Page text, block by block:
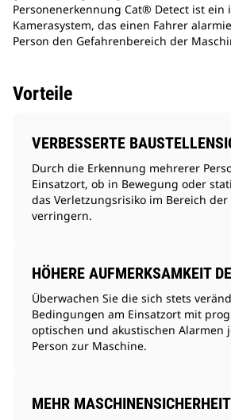
Personenerkennung Cat® Detect ist ein
Kamerasystem, das einen Fahrer
Person den Gefahrenbereich der
Vorteile
VERBESSERTE
Durch die Erkennung mehrerer
Einsatzort, ob in Bewegung oder
das Verletzungsrisiko im Bereich
verringern.
HÖHERE AUFMERKSAMKEIT
Überwachen Sie die sich stets
Bedingungen am Einsatzort mit
optischen und akustischen Alarmen
Person zur Maschine.
MEHR MASCHINENSICHERHEIT